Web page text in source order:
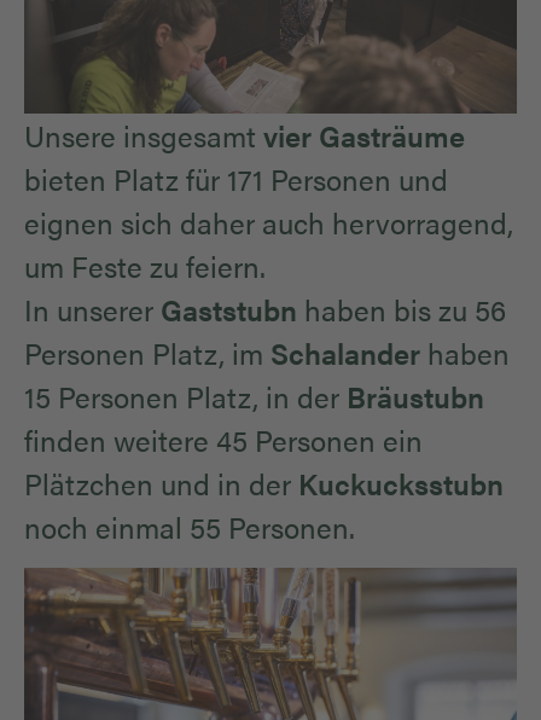
Unsere insgesamt vier Gasträume
bieten Platz für 171 Personen und
eignen sich daher auch hervorragend,
um Feste zu feiern.
In unserer Gaststubn haben bis zu 56
Personen Platz, im Schalander haben
15 Personen Platz, in der Bräustubn
finden weitere 45 Personen ein
Plätzchen und in der Kuckucksstubn
noch einmal 55 Personen.